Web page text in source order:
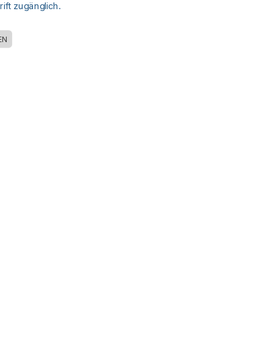
zugänglich.